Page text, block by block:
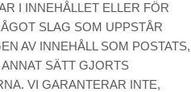
I INNEHÅLLET ELLER FÖR
SLAG SOM UPPSTÅR
AV INNEHÅLL SOM POSTATS,
SÄTT GJORTS
VI GARANTERAR INTE,